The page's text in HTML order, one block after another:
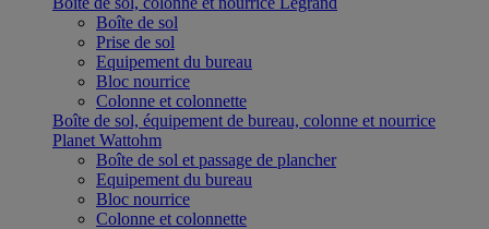
Boîte de sol
Prise de sol
Equipement du bureau
Bloc nourrice
Colonne et colonnette
Boîte de sol, équipement de bureau, colonne et nourrice
Planet Wattohm
Boîte de sol et passage de plancher
Equipement du bureau
Bloc nourrice
Colonne et colonnette